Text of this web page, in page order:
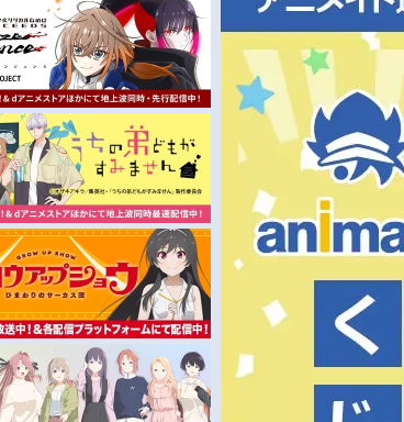
トレンド 無料マンガ
秋アニメ
冬アニメ